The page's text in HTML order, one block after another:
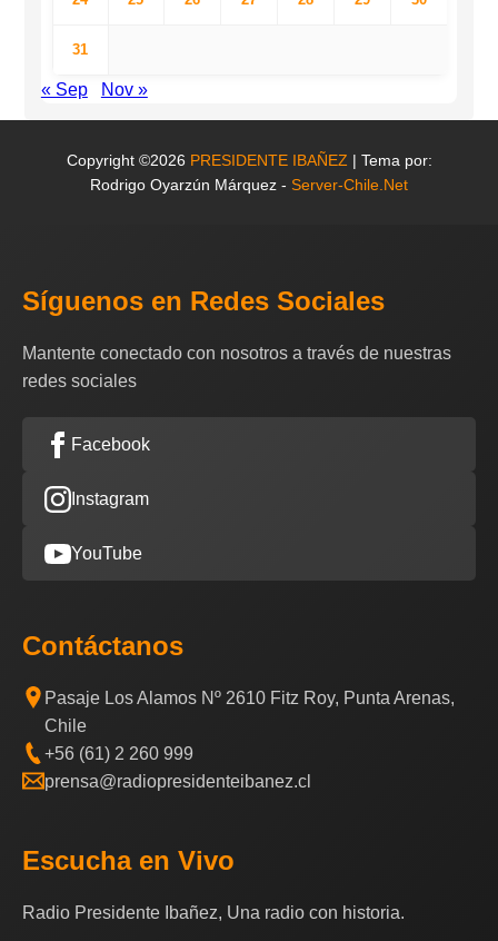
31
« Sep Nov »
Copyright ©2026 PRESIDENTE IBAÑEZ | Tema por:
Rodrigo Oyarzún Márquez - Server-Chile.Net
Síguenos en Redes Sociales
Mantente conectado con nosotros a través de nuestras
redes sociales
Facebook
Instagram
YouTube
Contáctanos
Pasaje Los Alamos Nº 2610 Fitz Roy, Punta Arenas,
Chile
+56 (61) 2 260 999
prensa@radiopresidenteibanez.cl
Escucha en Vivo
Radio Presidente Ibañez, Una radio con historia.